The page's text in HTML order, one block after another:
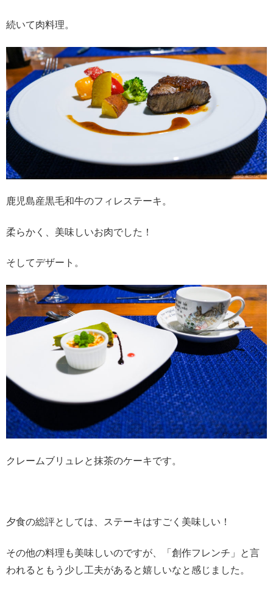
続いて肉料理。
鹿児島産黒毛和牛のフィレステーキ。
柔らかく、美味しいお肉でした！
そしてデザート。
クレームブリュレと抹茶のケーキです。
夕食の総評としては、ステーキはすごく美味しい！
その他の料理も美味しいのですが、「創作フレンチ」と言
われるともう少し工夫があると嬉しいなと感じました。